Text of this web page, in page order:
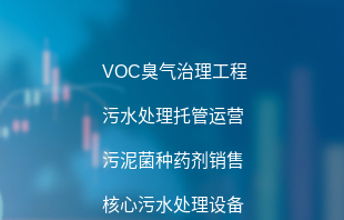
VOC臭气治理工程
污水处理托管运营
污泥菌种药剂销售
核心污水处理设备